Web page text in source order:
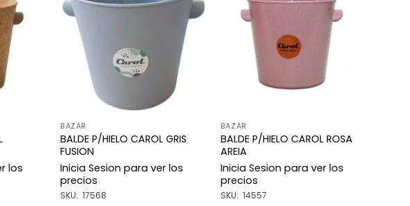
Añadir
a la
lista de
deseos
los
Añadir
a la
lista de
deseos
BAZAR
BALDE P/HIELO CAROL GRIS
FUSION
Inicia Sesion para ver los
precios
SKU: 17568
Añadir
a la
lista de
deseos
BAZAR
BALDE P/HIELO CAROL ROSA
AREIA
Inicia Sesion para ver los
precios
SKU: 14557